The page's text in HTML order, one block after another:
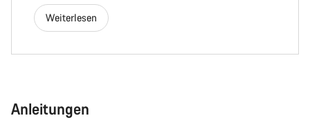
Weiterlesen
Anleitungen